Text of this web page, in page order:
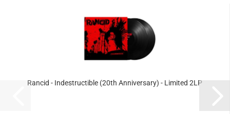
Rancid - Indestructible (20th Anniversary) - Limited 2LP